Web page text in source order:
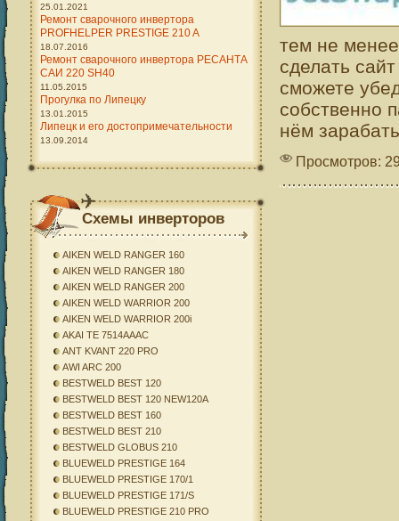
тем не
сделать
сможете
собственно
нём
Просмотров:
25.01.2021
Ремонт сварочного инвертора
PROFHELPER PRESTIGE 210 A
18.07.2016
Ремонт сварочного инвертора РЕСАНТА
САИ 220 SH40
11.05.2015
Прогулка по Липецку
13.01.2015
Липецк и его достопримечательности
13.09.2014
Схемы инверторов
AIKEN WELD RANGER 160
AIKEN WELD RANGER 180
AIKEN WELD RANGER 200
AIKEN WELD WARRIOR 200
AIKEN WELD WARRIOR 200i
AKAI TE 7514AAAC
ANT KVANT 220 PRO
AWI ARC 200
BESTWELD BEST 120
BESTWELD BEST 120 NEW120A
BESTWELD BEST 160
BESTWELD BEST 210
BESTWELD GLOBUS 210
BLUEWELD PRESTIGE 164
BLUEWELD PRESTIGE 170/1
BLUEWELD PRESTIGE 171/S
BLUEWELD PRESTIGE 210 PRO